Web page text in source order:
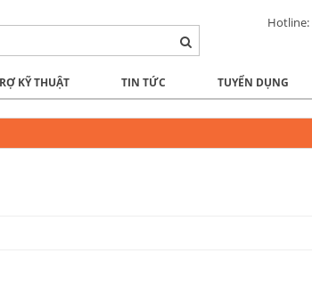
Hotline:
KỸ THUẬT TIN TỨC TUYỂN DỤNG